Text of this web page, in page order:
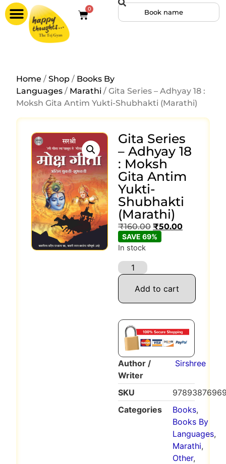
0
Home /Shop / Books By
Languages / Marathi / Gita Series – Adhyay 18 :
Moksh Gita Antim Yukti-Shubhakti (Marathi)
Gita Series
– Adhyay 18
: Moksh
Gita Antim
Yukti-
Shubhakti
(Marathi)
₹160.00 ₹50.00
SAVE 69%
In stock
Add to cart
Author /
Writer
Sirshree
SKU
Categories
Books,
Books By
Languages,
Marathi,
Other,